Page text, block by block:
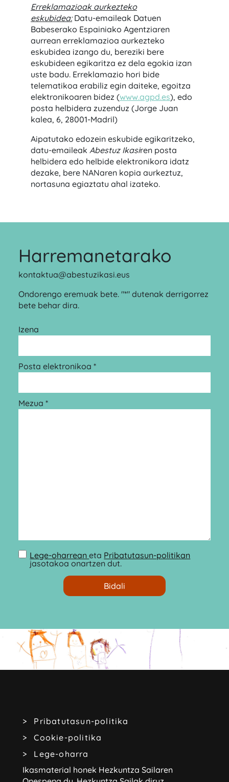
Erreklamazioak aurkezteko
eskubidea:Datu-emaileak Datuen
Babeserako Espainiako Agentziaren
aurrean erreklamazioa aurkezteko
eskubidea izango du, bereziki bere
eskubideen egikaritza ez dela egokia izan
uste badu. Erreklamazio hori bide
telematikoa erabiliz egin daiteke, egoitza
elektronikoaren bidez (www.agpd.es), edo
posta helbidera zuzenduz (Jorge Juan
kalea, 6, 28001-Madril)
Aipatutako edozein eskubide egikaritzeko,
datu-emaileak Abestuz Ikasiren posta
helbidera edo helbide elektronikora idatz
dezake, bere NANaren kopia aurkeztuz,
nortasuna egiaztatu ahal izateko.
Harremanetarako
kontaktua@abestuzikasi.eus
Ondorengo eremuak bete. "*" dutenak derrigorrez
bete behar dira.
Izena
Posta elektronikoa *
Mezua *
Lege-oharreaneta Pribatutasun-politikan
jasotakoa onartzen dut.
Pribatutasun-politika
Cookie-politika
Lege-oharra
Ikasmaterial honek Hezkuntza Sailaren